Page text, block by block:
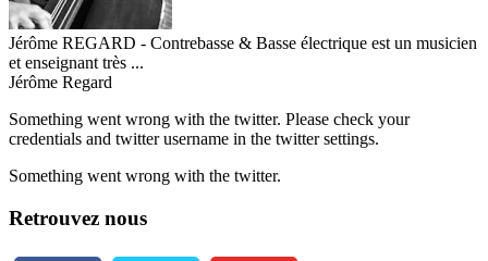
Jérôme REGARD - Contrebasse & Basse électrique est un musicien
et enseignant très ...
Jérôme Regard
Something went wrong with the twitter. Please check your
credentials and twitter username in the twitter settings.
Something went wrong with the twitter.
Retrouvez nous